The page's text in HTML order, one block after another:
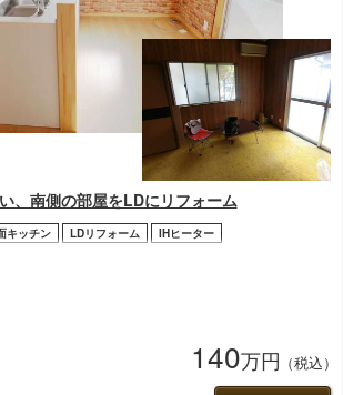
、南側の部屋をLDにリフォーム
キッチン LDリフォーム IHヒーター
140万円 （税込）